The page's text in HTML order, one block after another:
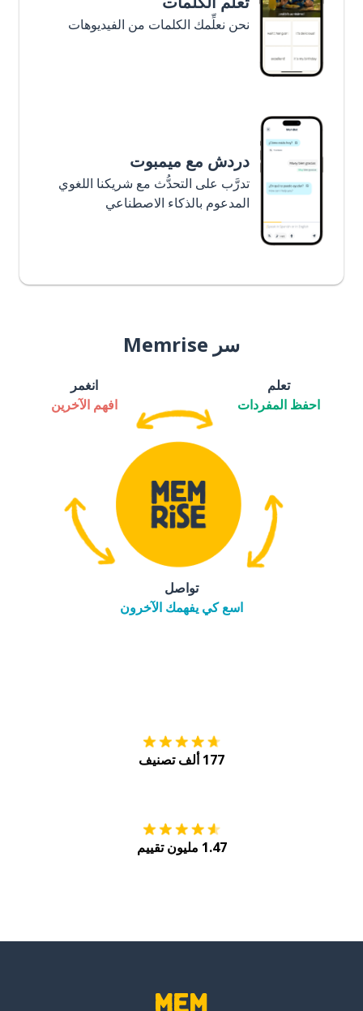
نحن نعلِّمك الكلمات من الفيديوهات
دردش مع ميمبوت
تدرَّب على التحدُّث مع شريكنا اللغوي
المدعوم بالذكاء الاصطناعي
سر Memrise
تعلم
احفظ المفردات
انغمر
افهم الآخرين
تواصل
اسع كي يفهمك الآخرون
177 ألف تصنيف
1.47 مليون تقييم